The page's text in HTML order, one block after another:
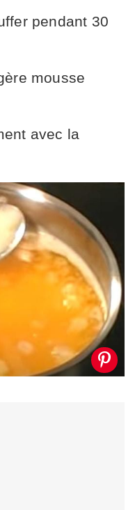
pendant 30
mousse
avec la